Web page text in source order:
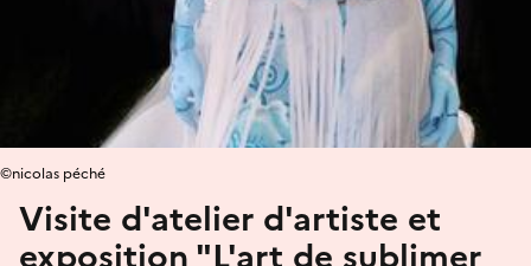
Visite d'atelier d'artiste et
exposition "L'art de sublimer
©nicolas péché